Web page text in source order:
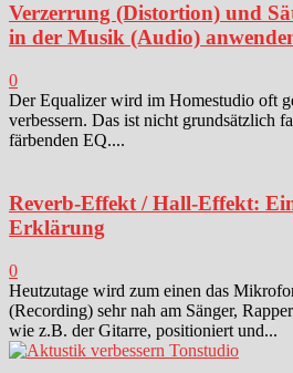
Verzerrung (Distortion) und
in der Musik (Audio)
0
Der Equalizer wird im Homestudio oft
verbessern. Das ist nicht grundsätzlich
färbenden EQ....
Reverb-Effekt / Hall-Effekt:
Erklärung
0
Heutzutage wird zum einen das
(Recording) sehr nah am Sänger,
wie z.B. der Gitarre, positioniert und...